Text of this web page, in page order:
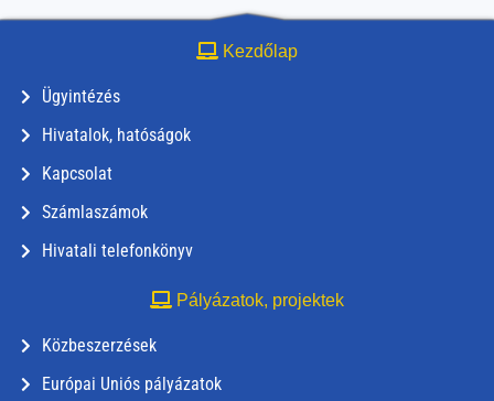
Kezdőlap
Ügyintézés
Hivatalok, hatóságok
Kapcsolat
Számlaszámok
Hivatali telefonkönyv
Pályázatok, projektek
Közbeszerzések
Európai Uniós pályázatok